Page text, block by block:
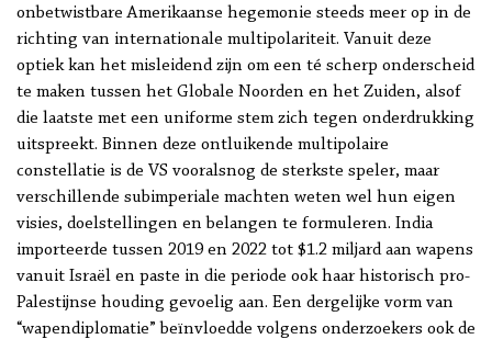
onbetwistbare Amerikaanse hegemonie steeds meer op in de
richting van internationale multipolariteit. Vanuit deze
optiek kan het misleidend zijn om een té scherp onderscheid
te maken tussen het Globale Noorden en het Zuiden, alsof
die laatste met een uniforme stem zich tegen onderdrukking
uitspreekt. Binnen deze ontluikende multipolaire
constellatie is de VS vooralsnog de sterkste speler, maar
verschillende subimperiale machten weten wel hun eigen
visies, doelstellingen en belangen te formuleren. India
importeerde tussen 2019 en 2022 tot $1.2 miljard aan wapens
vanuit Israël en paste in die periode ook haar historisch pro-
Palestijnse houding gevoelig aan. Een dergelijke vorm van
“wapendiplomatie” beïnvloedde volgens onderzoekers ook de